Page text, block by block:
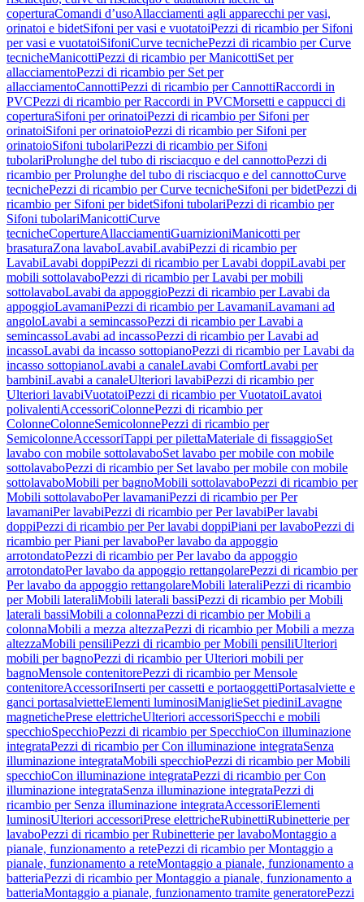
coperturaComandi d’usoAllacciamenti agli apparecchi per vasi,
orinatoi e bidetSifoni per vasi e vuotatoiPezzi di ricambio per Sifoni
per vasi e vuotatoiSifoniCurve tecnichePezzi di ricambio per Curve
tecnicheManicottiPezzi di ricambio per ManicottiSet per
allacciamentoPezzi di ricambio per Set per
allacciamentoCannottiPezzi di ricambio per CannottiRaccordi in
PVCPezzi di ricambio per Raccordi in PVCMorsetti e cappucci di
coperturaSifoni per orinatoiPezzi di ricambio per Sifoni per
orinatoiSifoni per orinatoioPezzi di ricambio per Sifoni per
orinatoioSifoni tubolariPezzi di ricambio per Sifoni
tubolariProlunghe del tubo di risciacquo e del cannottoPezzi di
ricambio per Prolunghe del tubo di risciacquo e del cannottoCurve
tecnichePezzi di ricambio per Curve tecnicheSifoni per bidetPezzi di
ricambio per Sifoni per bidetSifoni tubolariPezzi di ricambio per
Sifoni tubolariManicottiCurve
tecnicheCopertureAllacciamentiGuarnizioniManicotti per
brasaturaZona lavaboLavabiLavabiPezzi di ricambio per
LavabiLavabi doppiPezzi di ricambio per Lavabi doppiLavabi per
mobili sottolavaboPezzi di ricambio per Lavabi per mobili
sottolavaboLavabi da appoggioPezzi di ricambio per Lavabi da
appoggioLavamaniPezzi di ricambio per LavamaniLavamani ad
angoloLavabi a semincassoPezzi di ricambio per Lavabi a
semincassoLavabi ad incassoPezzi di ricambio per Lavabi ad
incassoLavabi da incasso sottopianoPezzi di ricambio per Lavabi da
incasso sottopianoLavabi a canaleLavabi ComfortLavabi per
bambiniLavabi a canaleUlteriori lavabiPezzi di ricambio per
Ulteriori lavabiVuotatoiPezzi di ricambio per VuotatoiLavatoi
polivalentiAccessoriColonnePezzi di ricambio per
ColonneColonneSemicolonnePezzi di ricambio per
SemicolonneAccessoriTappi per pilettaMateriale di fissaggioSet
lavabo con mobile sottolavaboSet lavabo per mobile con mobile
sottolavaboPezzi di ricambio per Set lavabo per mobile con mobile
sottolavaboMobili per bagnoMobili sottolavaboPezzi di ricambio per
Mobili sottolavaboPer lavamaniPezzi di ricambio per Per
lavamaniPer lavabiPezzi di ricambio per Per lavabiPer lavabi
doppiPezzi di ricambio per Per lavabi doppiPiani per lavaboPezzi di
ricambio per Piani per lavaboPer lavabo da appoggio
arrotondatoPezzi di ricambio per Per lavabo da appoggio
arrotondatoPer lavabo da appoggio rettangolarePezzi di ricambio per
Per lavabo da appoggio rettangolareMobili lateraliPezzi di ricambio
per Mobili lateraliMobili laterali bassiPezzi di ricambio per Mobili
laterali bassiMobili a colonnaPezzi di ricambio per Mobili a
colonnaMobili a mezza altezzaPezzi di ricambio per Mobili a mezza
altezzaMobili pensiliPezzi di ricambio per Mobili pensiliUlteriori
mobili per bagnoPezzi di ricambio per Ulteriori mobili per
bagnoMensole contenitorePezzi di ricambio per Mensole
contenitoreAccessoriInserti per cassetti e portaoggettiPortasalviette e
ganci portasalvietteElementi luminosiManiglieSet piediniLavagne
magnetichePrese elettricheUlteriori accessoriSpecchi e mobili
specchioSpecchioPezzi di ricambio per SpecchioCon illuminazione
integrataPezzi di ricambio per Con illuminazione integrataSenza
illuminazione integrataMobili specchioPezzi di ricambio per Mobili
specchioCon illuminazione integrataPezzi di ricambio per Con
illuminazione integrataSenza illuminazione integrataPezzi di
ricambio per Senza illuminazione integrataAccessoriElementi
luminosiUlteriori accessoriPrese elettricheRubinettiRubinetterie per
lavaboPezzi di ricambio per Rubinetterie per lavaboMontaggio a
pianale, funzionamento a retePezzi di ricambio per Montaggio a
pianale, funzionamento a reteMontaggio a pianale, funzionamento a
batteriaPezzi di ricambio per Montaggio a pianale, funzionamento a
batteriaMontaggio a pianale, funzionamento tramite generatorePezzi